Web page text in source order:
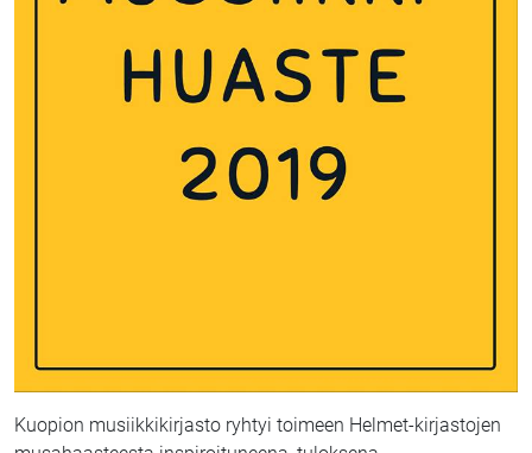
Kuopion musiikkikirjasto ryhtyi toimeen Helmet-kirjastojen